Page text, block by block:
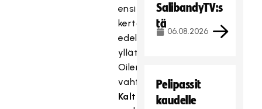
ensi
kertaa
edelle
yllätettyään
Oilers-
vahti
Joonas
Kaltiaisenmatalalla
SalibandyTV:s
tä
06.08.2026
Pelipassit
kaudelle